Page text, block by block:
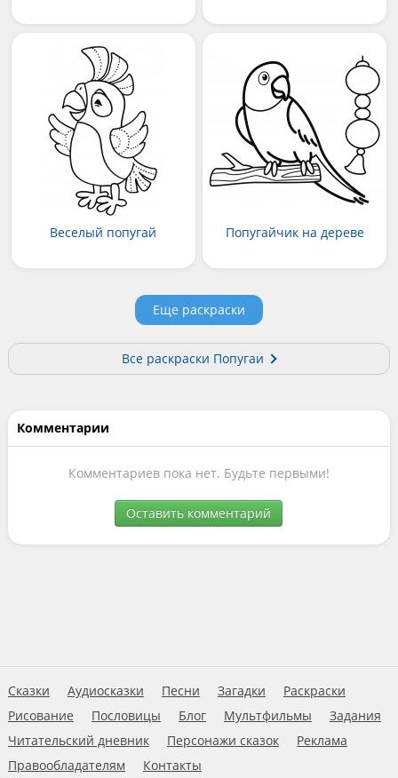
Веселый попугай Попугайчик на дереве
Еще раскраски
Все раскраски Попугаи
Комментарии
Комментариев пока нет. Будьте первыми!
Оставить комментарий
Сказки Аудиосказки Песни Загадки
Раскраски
Рисование
Пословицы Блог Мультфильмы
Задания
Читательский дневник
Персонажи сказок
Реклама
Правообладателям
Контакты